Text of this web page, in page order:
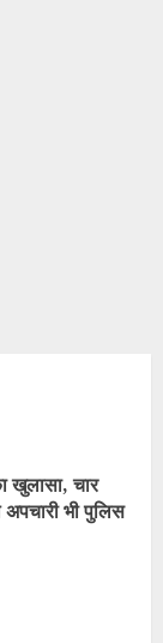
खुलासा, चार
अपचारी भी पुलिस